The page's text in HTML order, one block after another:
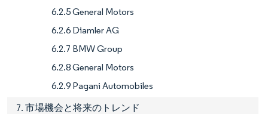
6.2.5 General Motors
6.2.6 Diamler AG
6.2.7 BMW Group
6.2.8 General Motors
6.2.9 Pagani Automobiles
7. 市場機会と将来のトレンド